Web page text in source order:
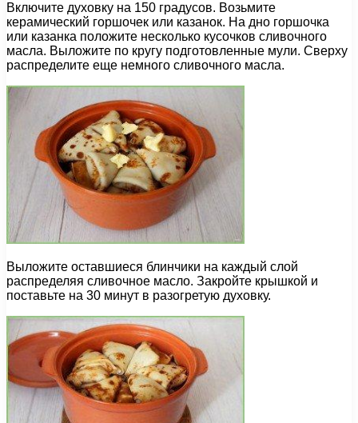
Включите духовку на 150 градусов. Возьмите
керамический горшочек или казанок. На дно горшочка
или казанка положите несколько кусочков сливочного
масла. Выложите по кругу подготовленные мули. Сверху
распределите еще немного сливочного масла.
Выложите оставшиеся блинчики на каждый слой
распределяя сливочное масло. Закройте крышкой и
поставьте на 30 минут в разогретую духовку.